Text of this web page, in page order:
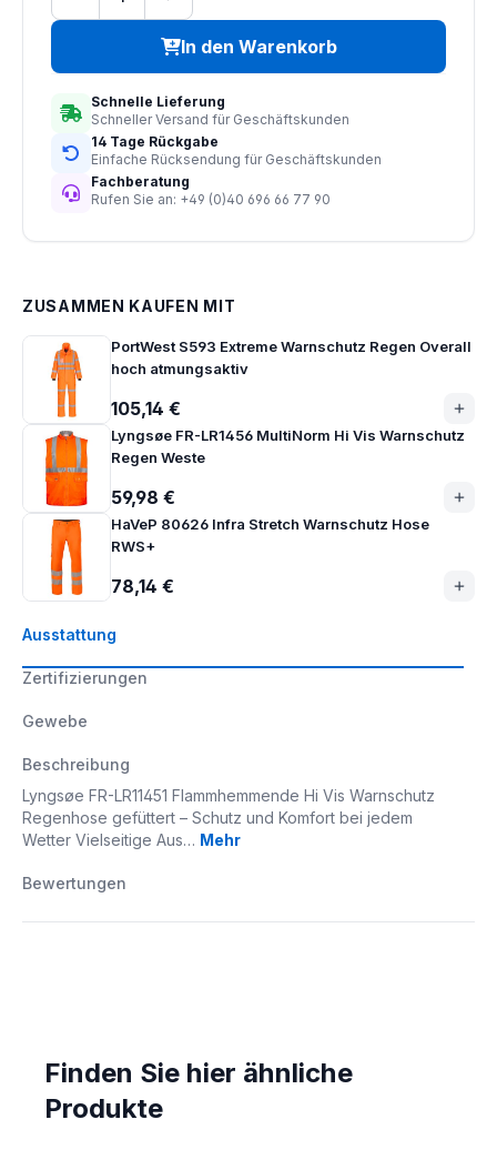
Ausstattung
Zertifizierungen
Gewebe
Beschreibung
Lyngsøe FR-LR11451 Flammhemmende Hi Vis Warnschutz
Regenhose gefüttert – Schutz und Komfort bei jedem
Wetter Vielseitige Aus… Mehr
Bewertungen
In den Warenkorb
Schnelle Lieferung
Schneller Versand für Geschäftskunden
14 Tage Rückgabe
Einfache Rücksendung für Geschäftskunden
Fachberatung
Rufen Sie an: +49 (0)40 696 66 77 90
ZUSAMMEN KAUFEN MIT
PortWest S593 Extreme Warnschutz Regen Overall
hoch atmungsaktiv
105,14 €
Lyngsøe FR-LR1456 MultiNorm Hi Vis Warnschutz
Regen Weste
59,98 €
HaVeP 80626 Infra Stretch Warnschutz Hose
RWS+
78,14 €
Finden Sie hier ähnliche
Produkte